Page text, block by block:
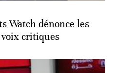
Watch dénonce les
critiques